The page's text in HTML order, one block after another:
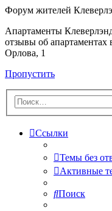
Форум жителей
Апартаменты
отзывы об
Орлова, 1
Пропустить
Ссылки
Темы без
Активные
Поиск